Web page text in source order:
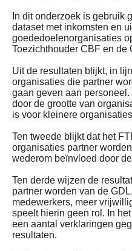
In dit onderzoek is gebruik
dataset met inkomsten en
goededoelenorganisaties
Toezichthouder CBF en de
Uit de resultaten blijkt, in
organisaties die partner
gaan geven aan
door de grootte van
is voor kleinere
Ten tweede blijkt dat het
organisaties partner
wederom beïnvloed door
Ten derde wijzen de
partner worden van de
medewerkers, meer
speelt hierin geen rol. In
een aantal verklaringen
resultaten.